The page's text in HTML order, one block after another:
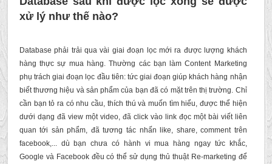
xử lý như thế nào?
Database phải trải qua vài giai đoạn lọc mới ra được lượng khách
hàng thực sự mua hàng. Thường các bạn làm Content Marketing
phụ trách giai đoạn lọc đầu tiên: tức giai đoạn giúp khách hàng nhận
biết thương hiệu và sản phẩm của bạn đã có mặt trên thị trường. Chỉ
cần bạn tỏ ra có nhu cầu, thích thú và muốn tìm hiểu, được thể hiện
dưới dạng đã view một video, đã click vào link đọc một bài viết liên
quan tới sản phẩm, đã tương tác nhấn like, share, comment trên
facebook,... dù bạn chưa có hành vi mua hàng ngay tức khắc,
Google và Facebook đều có thể sử dụng thủ thuật Re-marketing để